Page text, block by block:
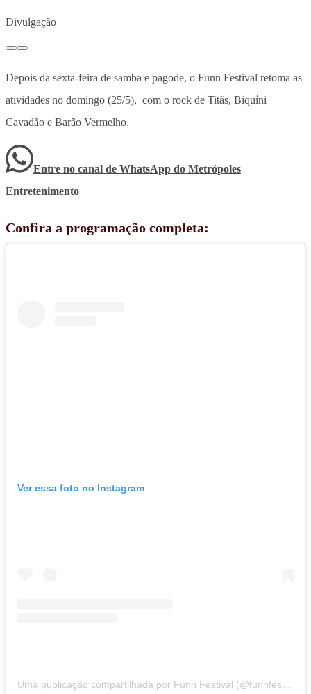
Divulgação
Depois da sexta-feira de samba e pagode, o Funn Festival retoma as
atividades no domingo (25/5), com o rock de Titãs, Biquíni
Cavadão e Barão Vermelho.
Entre no canal de WhatsApp do Metrópoles
Entretenimento
Confira a programação completa:
Ver essa foto no Instagram